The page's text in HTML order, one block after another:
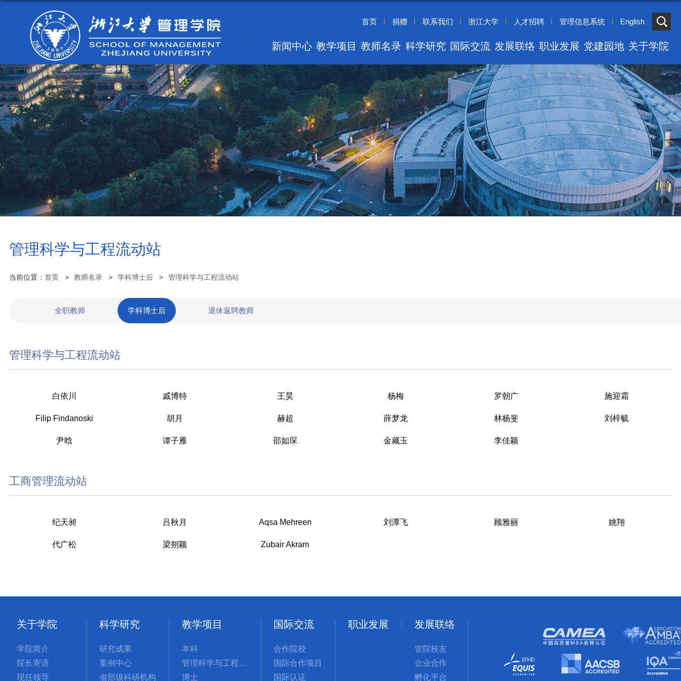
首页 捐赠 联系我们 浙江大学 人才招聘 管理信息系统 English
新闻中心 教学项目 教师名录 科学研究 国际交流 发展联络 职业发展 党建园地 关于学院
管理科学与工程流动站
当前位置： 首页 教师名录 学科博士后 管理科学与工程流动站
全职教师 学科博士后 退休返聘教师
管理科学与工程流动站
白依川 戚博特 王昊 杨梅 罗朝广 施迎霜
Filip Findanoski 胡月 赫超 薛梦龙 林杨斐 刘梓毓
尹晗 谭子雁 邵如琛 金藏玉 李佳颖
工商管理流动站
纪天昶 吕秋月 Aqsa Mehreen 刘潭飞 顾雅丽 姚翔
代广松 梁朔颖 Zubair Akram
关于学院
学院简介
院长寄语
现任领导
科学研究
研究成果
案例中心
省部级科研机构
教学项目
本科
管理科学与工程国际硕士
博士
国际交流
合作院校
国际合作项目
国际认证
职业发展 发展联络
管院校友
企业合作
孵化平台